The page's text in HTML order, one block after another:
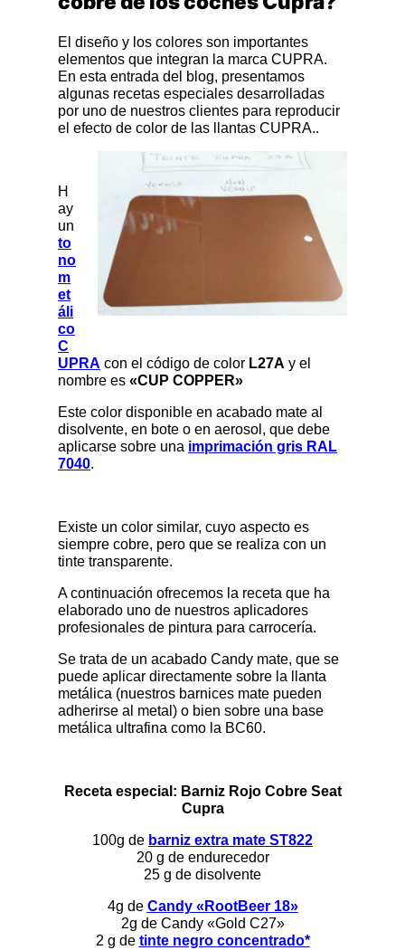
El diseño y los colores son importantes
elementos que integran la marca CUPRA.
En esta entrada del blog, presentamos
algunas recetas especiales desarrolladas
por uno de nuestros clientes para reproducir
el efecto de color de las llantas CUPRA..
H
ay
un
to
no
m
et
áli
co
C
UPRA con el código de color L27A y el
nombre es «CUP COPPER»
Este color disponible en acabado mate al
disolvente, en bote o en aerosol, que debe
aplicarse sobre una imprimación gris RAL
7040.
Existe un color similar, cuyo aspecto es
siempre cobre, pero que se realiza con un
tinte transparente.
A continuación ofrecemos la receta que ha
elaborado uno de nuestros aplicadores
profesionales de pintura para carrocería.
Se trata de un acabado Candy mate, que se
puede aplicar directamente sobre la llanta
metálica (nuestros barnices mate pueden
adherirse al metal) o bien sobre una base
metálica ultrafina como la BC60.
Receta especial: Barniz Rojo Cobre Seat
Cupra
100g de barniz extra mate ST822
20 g de endurecedor
25 g de disolvente
4g de Candy «RootBeer 18»
2g de Candy «Gold C27»
2 g de tinte negro concentrado*